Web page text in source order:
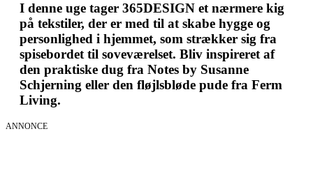
I denne uge tager 365DESIGN et nærmere kig
på tekstiler, der er med til at skabe hygge og
personlighed i hjemmet, som strækker sig fra
spisebordet til soveværelset. Bliv inspireret af
den praktiske dug fra Notes by Susanne
Schjerning eller den fløjlsbløde pude fra Ferm
Living.
ANNONCE